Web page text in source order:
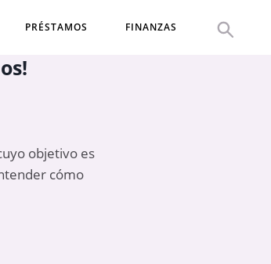
PRÉSTAMOS FINANZAS
objetivo es
cómo